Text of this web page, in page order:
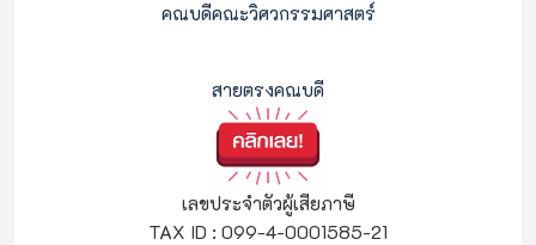
คณบดีคณะวิศวกรรมศาสตร์
สายตรงคณบดี
เลขประจำตัวผู้เสียภาษี
TAX ID : 099-4-0001585-21